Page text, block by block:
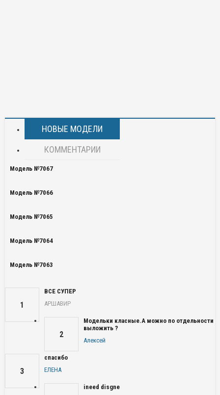
НОВЫЕ МОДЕЛИ
КОММЕНТАРИИ
Модель №7067
Модель №7066
Модель №7065
Модель №7064
Модель №7063
1
ВСЕ СУПЕР
АРШАВИР
2
Модельки класные.А можно по отдельности
выложить ?
Алексей
3
спасибо
ЕЛЕНА
ineed disgne